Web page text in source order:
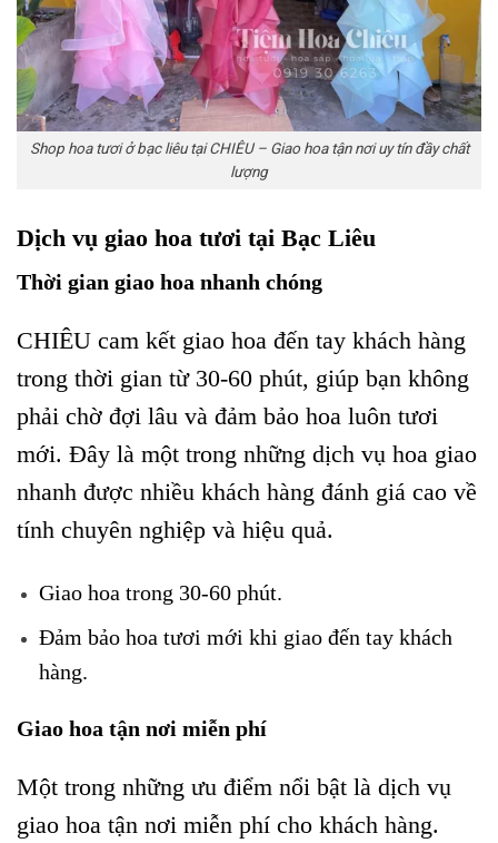
Shop hoa tươi ở bạc liêu tại CHIÊU – Giao hoa tận nơi uy tín đầy chất
lượng
Dịch vụ giao hoa tươi tại Bạc Liêu
Thời gian giao hoa nhanh chóng
CHIÊU cam kết giao hoa đến tay khách hàng
trong thời gian từ 30-60 phút, giúp bạn không
phải chờ đợi lâu và đảm bảo hoa luôn tươi
mới. Đây là một trong những dịch vụ hoa giao
nhanh được nhiều khách hàng đánh giá cao về
tính chuyên nghiệp và hiệu quả.
Giao hoa trong 30-60 phút.
Đảm bảo hoa tươi mới khi giao đến tay khách
hàng.
Giao hoa tận nơi miễn phí
Một trong những ưu điểm nổi bật là dịch vụ
giao hoa tận nơi miễn phí cho khách hàng.